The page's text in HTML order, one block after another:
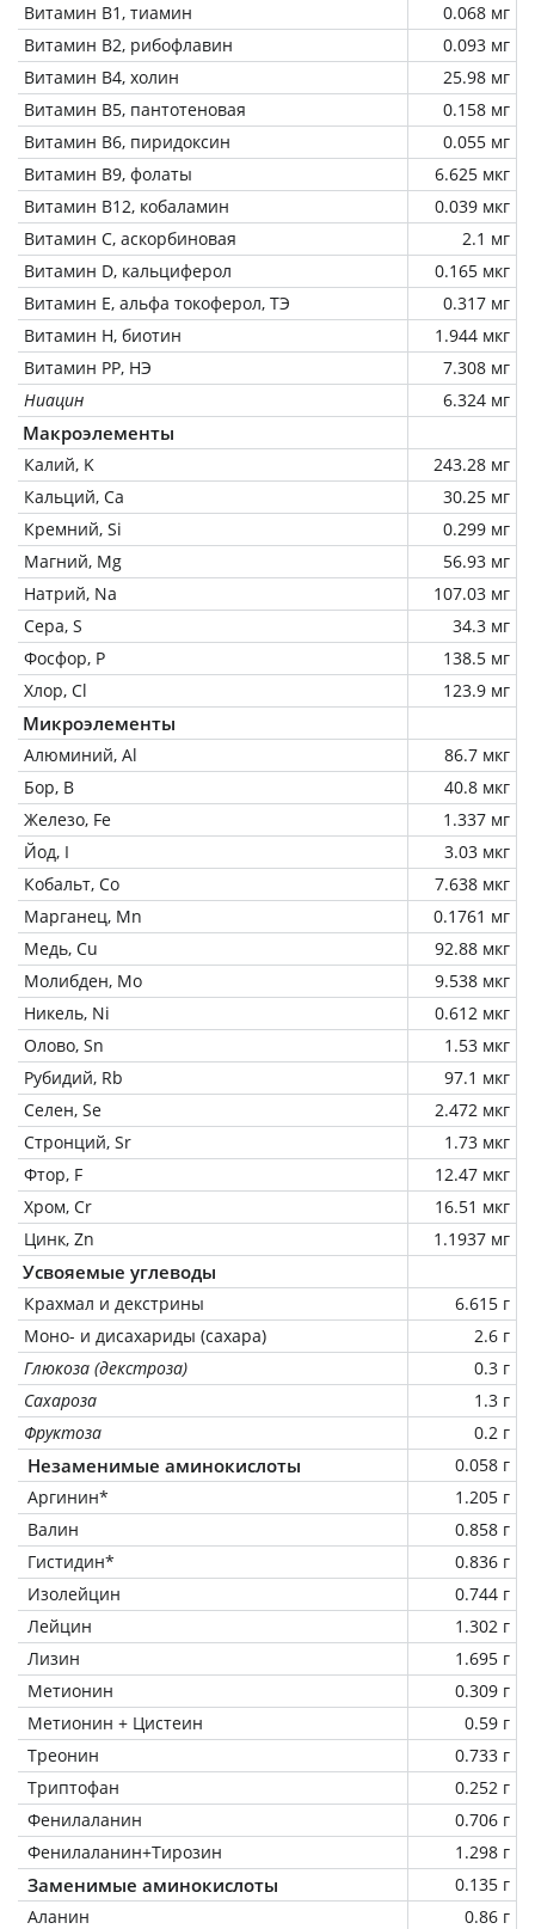
Витамин В1, тиамин
0.068 мг
Витамин В2, рибофлавин
0.093 мг
Витамин В4, холин
25.98 мг
Витамин В5, пантотеновая
0.158 мг
Витамин В6, пиридоксин
0.055 мг
Витамин В9, фолаты
6.625 мкг
Витамин В12, кобаламин
0.039 мкг
Витамин C, аскорбиновая
2.1 мг
Витамин D, кальциферол
0.165 мкг
Витамин Е, альфа токоферол, ТЭ
0.317 мг
Витамин Н, биотин
1.944 мкг
Витамин РР, НЭ
7.308 мг
Ниацин
6.324 мг
Макроэлементы
Калий, K
243.28 мг
Кальций, Ca
30.25 мг
Кремний, Si
0.299 мг
Магний, Mg
56.93 мг
Натрий, Na
107.03 мг
Сера, S
34.3 мг
Фосфор, P
138.5 мг
Хлор, Cl
123.9 мг
Микроэлементы
Алюминий, Al
86.7 мкг
Бор, B
40.8 мкг
Железо, Fe
1.337 мг
Йод, I
3.03 мкг
Кобальт, Co
7.638 мкг
Марганец, Mn
0.1761 мг
Медь, Cu
92.88 мкг
Молибден, Mo
9.538 мкг
Никель, Ni
0.612 мкг
Олово, Sn
1.53 мкг
Рубидий, Rb
97.1 мкг
Селен, Se
2.472 мкг
Стронций, Sr
1.73 мкг
Фтор, F
12.47 мкг
Хром, Cr
16.51 мкг
Цинк, Zn
1.1937 мг
Усвояемые углеводы
Крахмал и декстрины
6.615 г
Моно- и дисахариды (сахара)
2.6 г
Глюкоза (декстроза)
0.3 г
Сахароза
1.3 г
Фруктоза
0.2 г
Незаменимые аминокислоты
0.058 г
Аргинин*
1.205 г
Валин
0.858 г
Гистидин*
0.836 г
Изолейцин
0.744 г
Лейцин
1.302 г
Лизин
1.695 г
Метионин
0.309 г
Метионин + Цистеин
0.59 г
Треонин
0.733 г
Триптофан
0.252 г
Фенилаланин
0.706 г
Фенилаланин+Тирозин
1.298 г
Заменимые аминокислоты
0.135 г
Аланин
0.86 г